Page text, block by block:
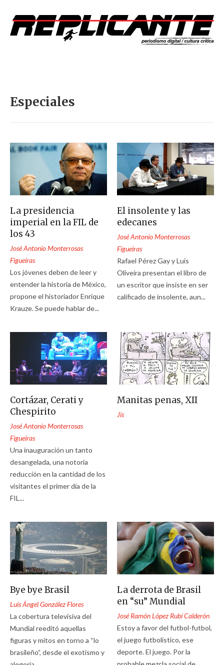
Especiales
La presidencia
imperial en la FIL de
los 43
José Antonio Monterrosas
Figueiras
Los jóvenes deben de leer y
entender la historia de México,
propone el historiador Enrique
Krauze. Se puede hablar de...
El insolente y las
edecanes
José Antonio Monterrosas
Figueiras
Rafael Pérez Gay y Luis
Oliveira presentan el libro de
un escritor que insiste en ser
calificado de insolente, aun...
Cortázar, Cerati y
Chespirito
José Antonio Monterrosas
Figueiras
Una inauguración un tanto
desangelada, una notoria
reducción en la cantidad de los
visitantes el primer día de la
FIL...
Manitas penas, XII
Jis
Bye bye Brasil
Luis Ángel González Flores
La cobertura televisiva del
Mundial reeditó aquellas
figuras y mitos en torno a “lo
brasileño”, desde el exotismo y
La derrota de Brasil
en “su” Mundial
José Ramón López Rubí Calderón
Estoy a favor del futbol-futbol,
el juego futbolístico, ese
deporte. El juego. Por la